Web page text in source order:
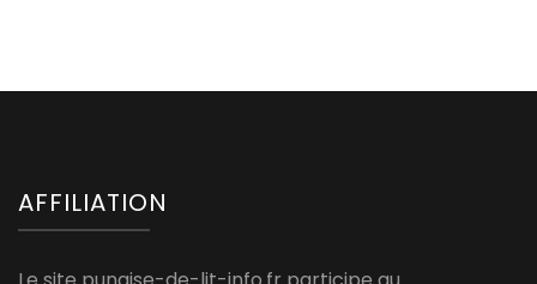
AFFILIATION